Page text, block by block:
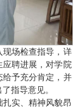
现场检查指导，详
应聘进展，对学院
给予充分肯定，并
指导意见。
实、精神风貌昂